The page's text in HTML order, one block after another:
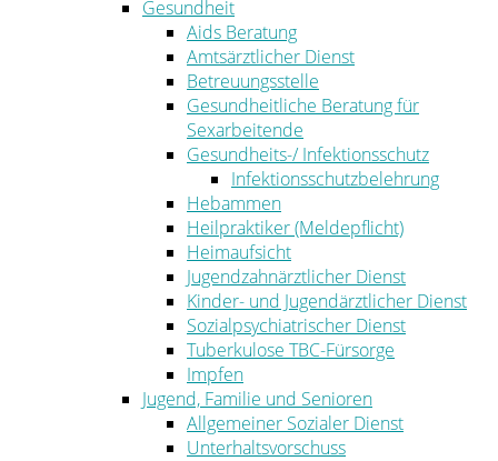
Gesundheit
Aids Beratung
Amtsärztlicher Dienst
Betreuungsstelle
Gesundheitliche Beratung für
Sexarbeitende
Gesundheits-/ Infektionsschutz
Infektionsschutzbelehrung
Hebammen
Heilpraktiker (Meldepflicht)
Heimaufsicht
Jugendzahnärztlicher Dienst
Kinder- und Jugendärztlicher Dienst
Sozialpsychiatrischer Dienst
Tuberkulose TBC-Fürsorge
Impfen
Jugend, Familie und Senioren
Allgemeiner Sozialer Dienst
Unterhaltsvorschuss